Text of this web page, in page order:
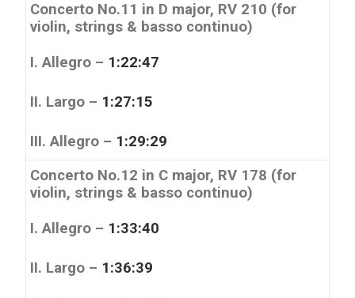
Concerto No.11 in D major, RV 210 (for
violin, strings & basso continuo)
I. Allegro – 1:22:47
II. Largo – 1:27:15
III. Allegro – 1:29:29
Concerto No.12 in C major, RV 178 (for
violin, strings & basso continuo)
I. Allegro – 1:33:40
II. Largo – 1:36:39